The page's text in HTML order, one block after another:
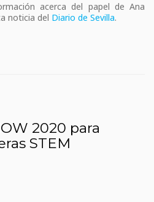
acerca del papel de Ana
noticia del Diario de Sevilla.
2020 para
STEM